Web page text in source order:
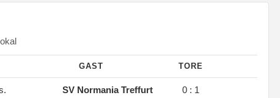
GAST TORE
SV Normania Treffurt 0 : 1